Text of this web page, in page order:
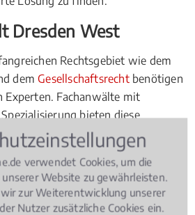
Dresden West
Rechtsgebiet wie dem
demGesellschaftsrechtbenötigen
Experten. Fachanwälte mit
bieten diese
Sie sich immer für einen
bei Dresden West. So haben Sie
die Kanzlei, zum gemeinsamen
oder bei einem
Denn verhandelt wird in aller
verwendet Cookies, um die
Website zu gewährleisten.
zur Weiterentwicklung unserer
Nutzer zusätzliche Cookies ein.